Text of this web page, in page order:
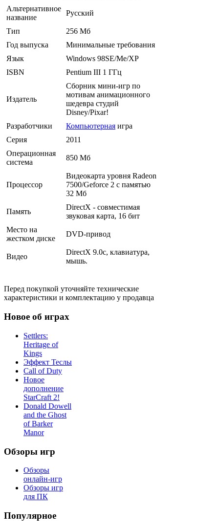
Альтернативное
название
Русский
Тип
256 Мб
Год выпуска
Минимальные требования
Язык
Windows 98SE/Mе/XP
ISBN
Pentium III 1 ГГц
Издатель
Сборник мини-игр по
мотивам анимационного
шедевра студий
Disney/Pixar!
Разработчики
Компьютерная игра
Серия
2011
Операционная
система
850 Мб
Процессор
Видеокарта уровня Radeon
7500/Geforce 2 с памятью
32 Мб
Память
DirectX - совместимая
звуковая карта, 16 бит
Место на
жестком диске
DVD-привод
Видео
DirectX 9.0c, клавиатура,
мышь.
Перед покупкой уточняйте технические
характеристики и комплектацию у продавца
Новое об играх
Settlers:
Heritage of
Kings
Эффект Теслы
Call of Duty
Новое
дополнение
StarCraft 2!
Donald Dowell
and the Ghost
of Barker
Manor
Обзоры игр
Обзоры
онлайн-игр
Обзоры игр
для ПК
Популярное